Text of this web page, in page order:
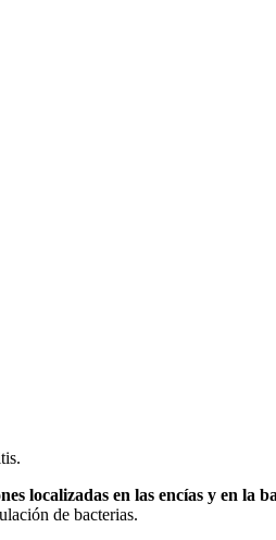
localizadas en las encías y en la
de bacterias.